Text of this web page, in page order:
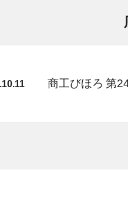
商工びほろ 第